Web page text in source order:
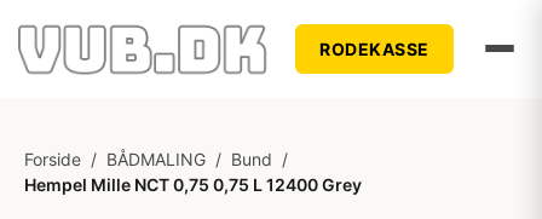
RODEKASSE
Forside / BÅDMALING / Bund /
Hempel Mille NCT 0,75 0,75 L 12400 Grey